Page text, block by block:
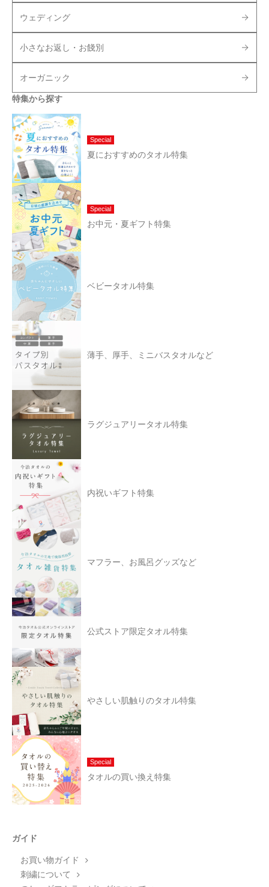
ウェディング
小さなお返し・お餞別
オーガニック
特集から探す
Special
夏におすすめのタオル特集
Special
お中元・夏ギフト特集
ベビータオル特集
薄手、厚手、ミニバスタオルなど
ラグジュアリータオル特集
内祝いギフト特集
マフラー、お風呂グッズなど
公式ストア限定タオル特集
やさしい肌触りのタオル特集
Special
タオルの買い換え特集
ガイド
お買い物ガイド
刺繍について